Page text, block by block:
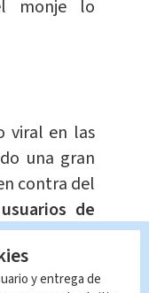
monje lo
viral en las
una gran
contra del
de
el
de
de edad.
y entrega de